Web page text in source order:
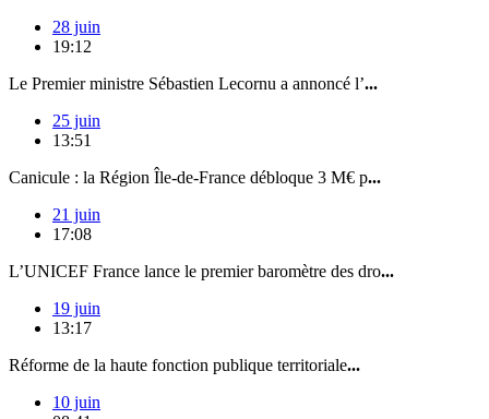
28 juin
19:12
Le Premier ministre Sébastien Lecornu a annoncé l’...
25 juin
13:51
Canicule : la Région Île-de-France débloque 3 M€ p...
21 juin
17:08
L’UNICEF France lance le premier baromètre des dro...
19 juin
13:17
Réforme de la haute fonction publique territoriale...
10 juin